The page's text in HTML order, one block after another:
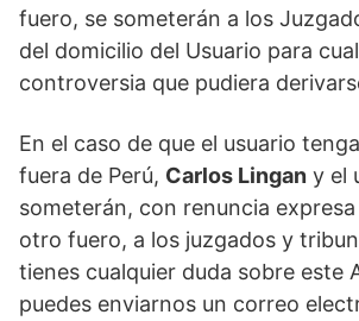
fuero, se someterán a los
del domicilio del Usuario para
controversia que pudiera
En el caso de que el usuario
fuera de Perú, Carlos Lingan y el
someterán, con renuncia
otro fuero, a los juzgados y
tienes cualquier duda sobre este
puedes enviarnos un correo